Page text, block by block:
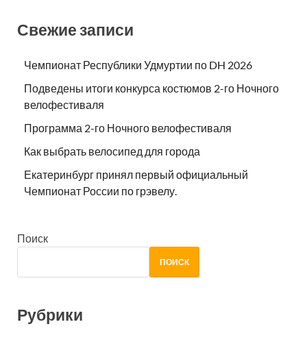
Свежие записи
Чемпионат Республики Удмуртии по DH 2026
Подведены итоги конкурса костюмов 2-го Ночного
велофестиваля
Программа 2-го Ночного велофестиваля
Как выбрать велосипед для города
Екатеринбург принял первый официальный
Чемпионат России по грэвелу.
Поиск
ПОИСК
Рубрики